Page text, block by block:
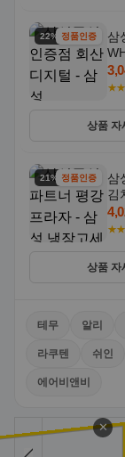
22% 할인정품인증
삼
상품 자
21% 할인정품인증
삼
김
주
상품 자
테무 알리
라쿠텐 쉬인
에어비앤비
✕